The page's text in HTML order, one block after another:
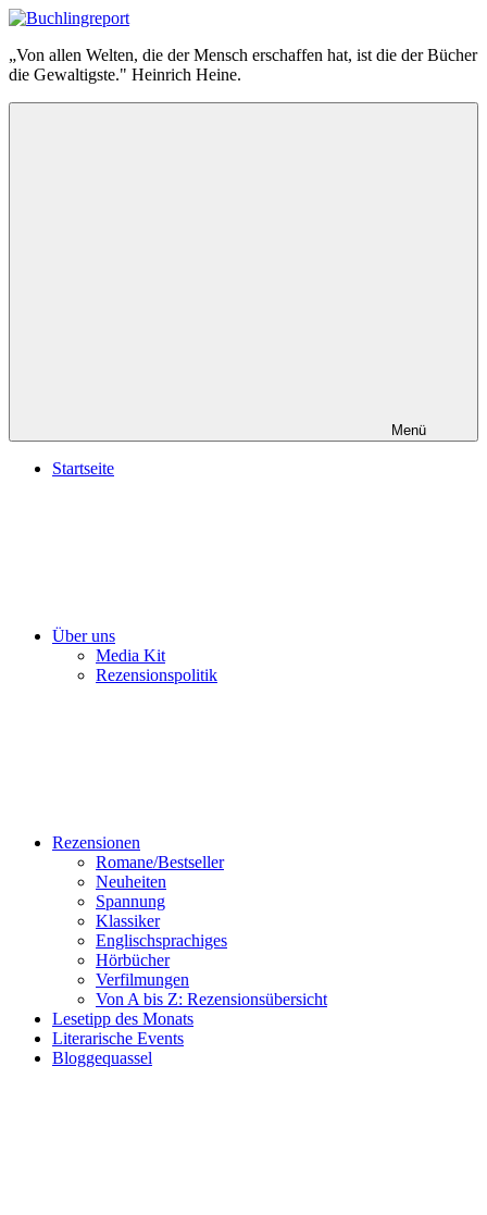
Zum
springen
Buchlingreport
„Von allen Welten, die der Mensch erschaffen hat, ist die der Bücher
die Gewaltigste." Heinrich Heine.
Menü
Startseite
Über uns
Media Kit
Rezensionspolitik
Rezensionen
Romane/Bestseller
Neuheiten
Spannung
Klassiker
Englischsprachiges
Hörbücher
Verfilmungen
Von A bis Z: Rezensionsübersicht
Lesetipp des Monats
Literarische Events
Bloggequassel